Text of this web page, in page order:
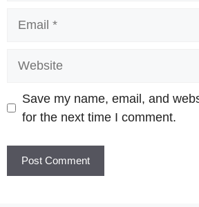
Save my name, email, and
for the next time I comment.